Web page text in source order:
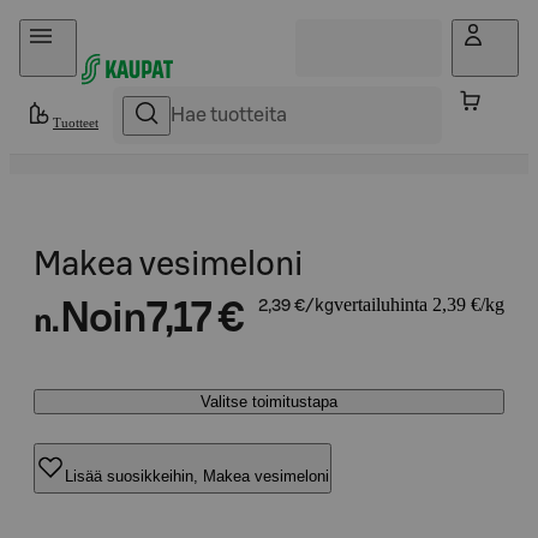
Hyppää sisältöön
Tuotteet
Makea vesimeloni
n. Noin7,17 € 2,39 €/kgvertailuhinta 2,39 €/kg
Valitse toimitustapa
Lisää suosikkeihin, Makea vesimeloni